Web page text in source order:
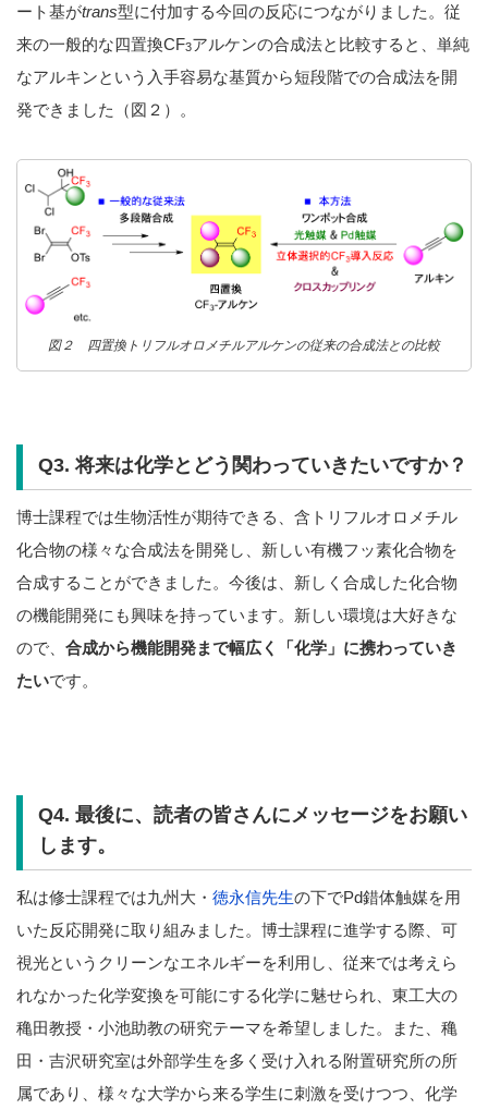
ート基がtrans型に付加する今回の反応につながりました。従
来の一般的な四置換CF3アルケンの合成法と比較すると、単純
なアルキンという入手容易な基質から短段階での合成法を開
発できました（図２）。
図２ 四置換トリフルオロメチルアルケンの従来の合成法との比較
Q3. 将来は化学とどう関わっていきたいですか？
博士課程では生物活性が期待できる、含トリフルオロメチル
化合物の様々な合成法を開発し、新しい有機フッ素化合物を
合成することができました。今後は、新しく合成した化合物
の機能開発にも興味を持っています。新しい環境は大好きな
ので、 合成から機能開発まで幅広く「化学」に携わっていき
たいです。
Q4. 最後に、読者の皆さんにメッセージをお願い
します。
私は修士課程では九州大・ 徳永信先生の下でPd錯体触媒を用
いた反応開発に取り組みました。博士課程に進学する際、可
視光というクリーンなエネルギーを利用し、従来では考えら
れなかった化学変換を可能にする化学に魅せられ、東工大の
穐田教授・小池助教の研究テーマを希望しました。また、穐
田・吉沢研究室は外部学生を多く受け入れる附置研究所の所
属であり、様々な大学から来る学生に刺激を受けつつ、化学